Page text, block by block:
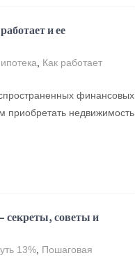
и ее
Как работает
финансовых
приобретать недвижимость
секреты, советы и
13%, Пошаговая